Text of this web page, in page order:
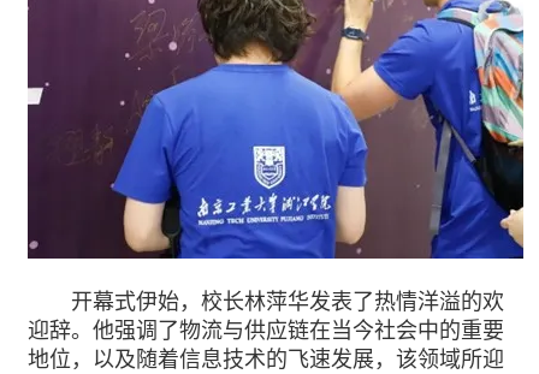
开幕式伊始，校长林萍华发表了热情洋溢的欢
迎辞。他强调了物流与供应链在当今社会中的重要
地位，以及随着信息技术的飞速发展，该领域所迎